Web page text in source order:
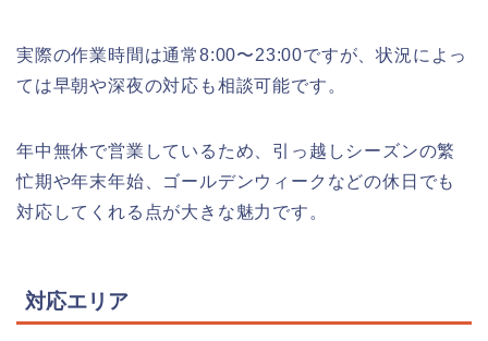
実際の作業時間は通常8:00〜23:00ですが、状況によっ
ては早朝や深夜の対応も相談可能です。
年中無休で営業しているため、引っ越しシーズンの繁
忙期や年末年始、ゴールデンウィークなどの休日でも
対応してくれる点が大きな魅力です。
対応エリア